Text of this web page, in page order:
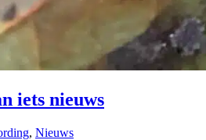
iets nieuws
, Nieuws